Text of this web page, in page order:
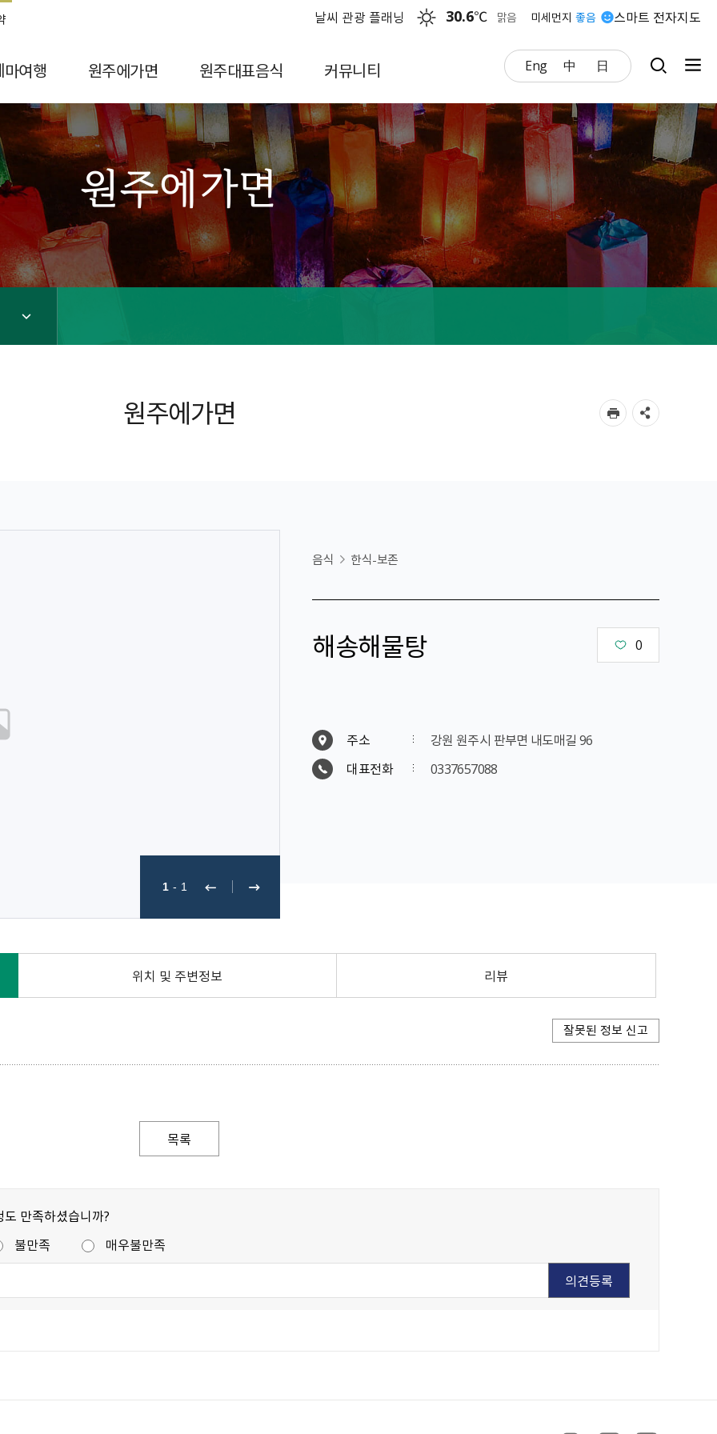
스마트 전자지도
날씨 관광 플래닝 30.6℃ 맑음 미세먼지 좋음
Eng 中 日
마여행 원주에가면 원주대표음식 커뮤니티
원주에가면
원주에가면
1 - 1
음식 한식-보존
해송해물탕 0
주소
강원 원주시 판부면 내도매길 96
대표전화
0337657088
위치 및 주변정보 리뷰
잘못된 정보 신고
목록
만족하셨습니까?
불만족 매우불만족